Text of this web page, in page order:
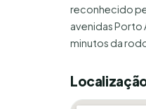
reconhecido
avenidas Porto
minutos da